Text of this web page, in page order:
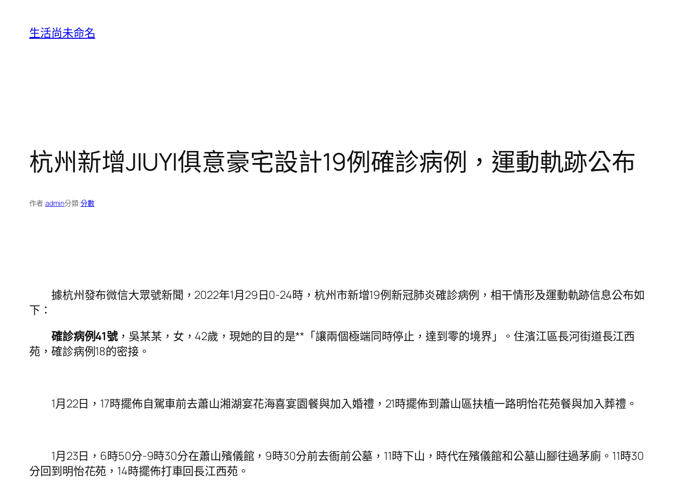
生活尚未命名
杭州新增JIUYI俱意豪宅設計19例確診病例，運動軌跡公布
作者:admin分類:分數
據杭州發布微信大眾號新聞，2022年1月29日0-24時，杭州市新增19例新冠肺炎確診病例，相干情形及運動軌跡信息公布如
下：
確診病例41號，吳某某，女，42歲，現她的目的是**「讓兩個極端同時停止，達到零的境界」。住濱江區長河街道長江西
苑，確診病例18的密接。
1月22日，17時擺佈自駕車前去蕭山湘湖宴花海喜宴園餐與加入婚禮，21時擺佈到蕭山區扶植一路明怡花苑餐與加入葬禮。
1月23日，6時50分-9時30分在蕭山殯儀館，9時30分前去衙前公墓，11時下山，時代在殯儀館和公墓山腳往過茅廁。11時30
分回到明怡花苑，14時擺佈打車回長江西苑。